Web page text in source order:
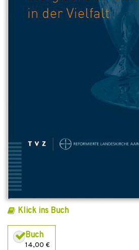
Klick ins Buch
Buch
14,00 €